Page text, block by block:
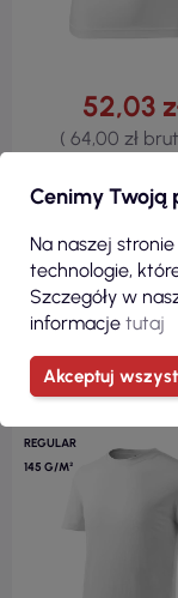
ZOBACZ
52,03
( 64,00 zł
Babci – Najlepsza
Świecie
REGULAR
145 G/M²
Cenimy Twoją
Na naszej
technologie,
Szczegóły w
informacje tutaj
Akceptuj